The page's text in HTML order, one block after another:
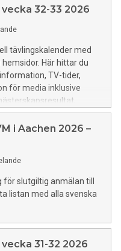
32-33 2026
tävlingskalender med
Här hittar du
TV-tider,
för media inklusive
i Aachen 2026 –
för slutgiltig anmälan till
listan med alla svenska
31-32 2026